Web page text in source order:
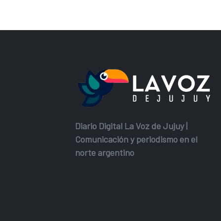
Diario Digital La Voz de Jujuy |
Comunicación y periodismo en el
norte argentino